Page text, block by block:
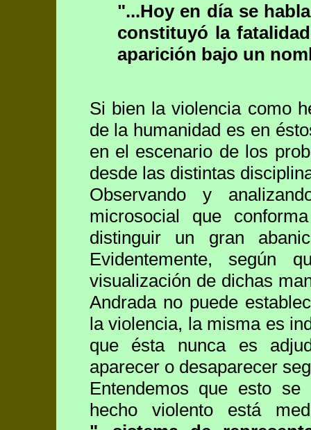
"...Hoy en día se
constituyó la
aparición bajo un
Si bien la violencia como
de la humanidad es en
en el escenario de los
desde las distintas
Observando y
microsocial que
distinguir un gran
Evidentemente, según
visualización de dichas
Andrada no puede
la violencia, la misma es
que ésta nunca es
aparecer o desaparecer
Entendemos que esto
hecho violento está